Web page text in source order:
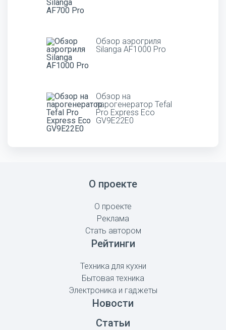
Обзор аэрогриля
Silanga AF1000 Pro
Обзор на
парогенератор Tefal
Pro Express Eco
GV9E22E0
О проекте
О проекте
Реклама
Стать автором
Рейтинги
Техника для кухни
Бытовая техника
Электроника и гаджеты
Новости
Статьи